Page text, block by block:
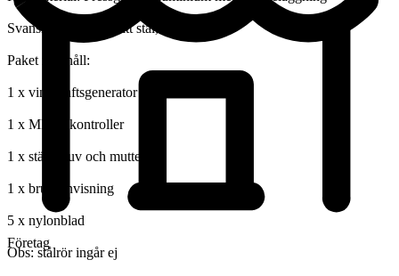
Svansmaterial: rostfritt stål, målad
Paket innehåll:
1 x vindkraftsgenerator
1 x MPPT-kontroller
1 x ställskruv och mutter
1 x bruksanvisning
5 x nylonblad
Obs: stålrör ingår ej
Företag